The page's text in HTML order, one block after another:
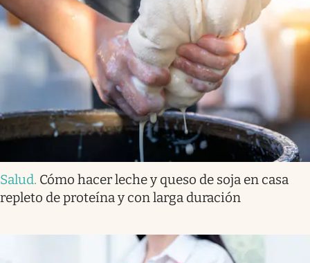
Salud. Cómo hacer leche y queso de soja en casa
repleto de proteína y con larga duración